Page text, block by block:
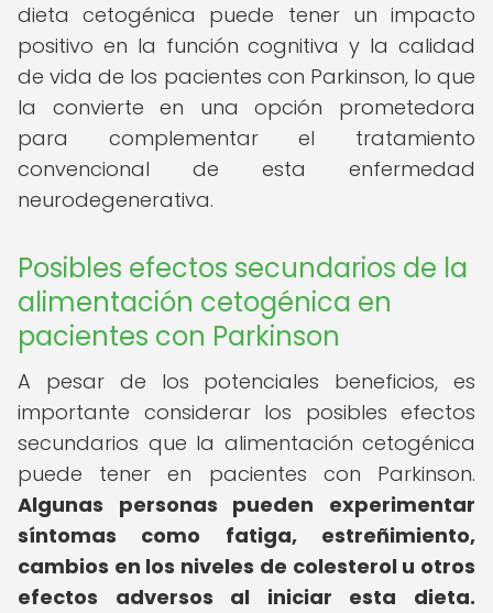
dieta cetogénica puede tener un impacto
positivo en la función cognitiva y la calidad
de vida de los pacientes con Parkinson, lo que
la convierte en una opción prometedora
para complementar el tratamiento
convencional de esta enfermedad
neurodegenerativa.
Posibles efectos secundarios de la
alimentación cetogénica en
pacientes con Parkinson
A pesar de los potenciales beneficios, es
importante considerar los posibles efectos
secundarios que la alimentación cetogénica
puede tener en pacientes con Parkinson.
Algunas personas pueden experimentar
síntomas como fatiga, estreñimiento,
cambios en los niveles de colesterol u otros
efectos adversos al iniciar esta dieta.